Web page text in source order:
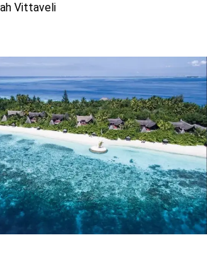
Vittaveli